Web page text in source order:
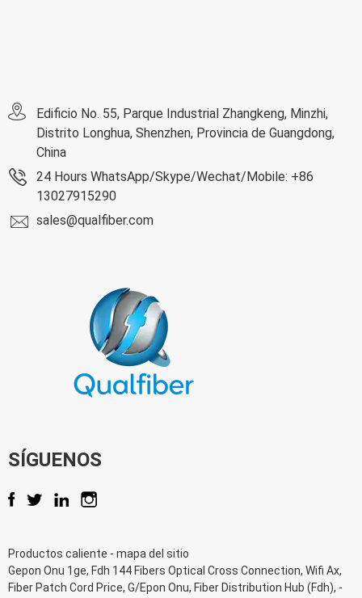
Edificio No. 55, Parque Industrial Zhangkeng, Minzhi,
Distrito Longhua, Shenzhen, Provincia de Guangdong,
China
24 Hours WhatsApp/Skype/Wechat/Mobile: +86
13027915290
sales@qualfiber.com
SÍGUENOS
Productos caliente - mapa del sitio
Gepon Onu 1ge, Fdh 144 Fibers Optical Cross Connection, Wifi Ax,
Fiber Patch Cord Price, G/Epon Onu, Fiber Distribution Hub (Fdh), -